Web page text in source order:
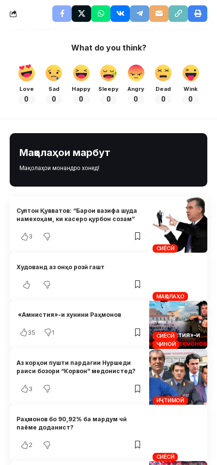
What do you think?
Love
0
Sad
0
Happy
0
Sleepy
0
Angry
0
Dead
0
Wink
0
Мақолаҳои марбут
Мақолаҳои монандро хонед!
СИЁСӢ
Султон Қувватов: “Барои вазифа шуда
намехоҳам, ки касеро қурбон созам”
3
МАҚОЛАҲО
Худованд аз онҳо розӣ гашт
СИЁСӢ
ҶИНОӢ
«Амнистия»-и хунини Раҳмонов
35 1
ИҶТИМОӢ
Аз корҳои пушти пардагии Нуршеди
раиси бозори “Корвон” медонистед?
3
СИЁСӢ
Раҳмонов бо 90,92% ба мардум чӣ
паёме доданист?
2